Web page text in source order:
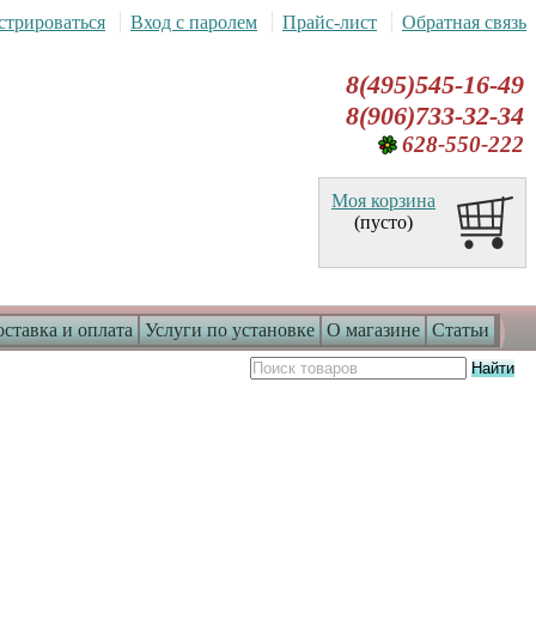
и оплата Услуги по установке О магазине Статьи
Вход с паролем Прайс-лист Обратная связь
8(495)545-16-49
8(906)733-32-34
628-550-222
Моя корзина
(пусто)